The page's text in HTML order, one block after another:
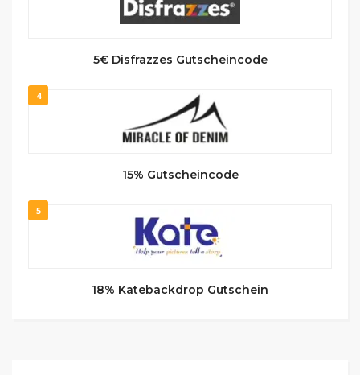
5€ Disfrazzes Gutscheincode
4
15% Gutscheincode
5
18% Katebackdrop Gutschein